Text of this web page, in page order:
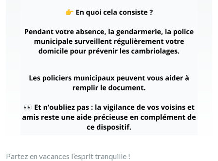
Partez en vacances l’esprit tranquille !